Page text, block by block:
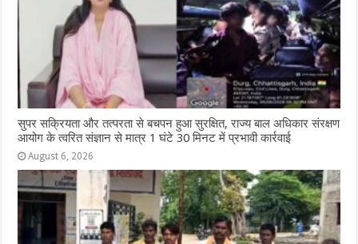
सुपर सक्रियता और तत्परता से बचपन हुआ सुरक्षित, राज्य बाल अधिकार संरक्षण
आयोग के त्वरित संज्ञान से मात्र 1 घंटे 30 मिनट में प्रभावी कार्रवाई
August 6, 2026